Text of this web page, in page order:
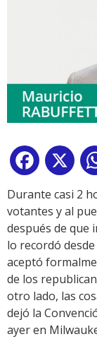
Facebook
X
Durante casi 2
votantes y al
después de que
lo recordó
aceptó
de los
otro lado, las
dejó la
ayer en